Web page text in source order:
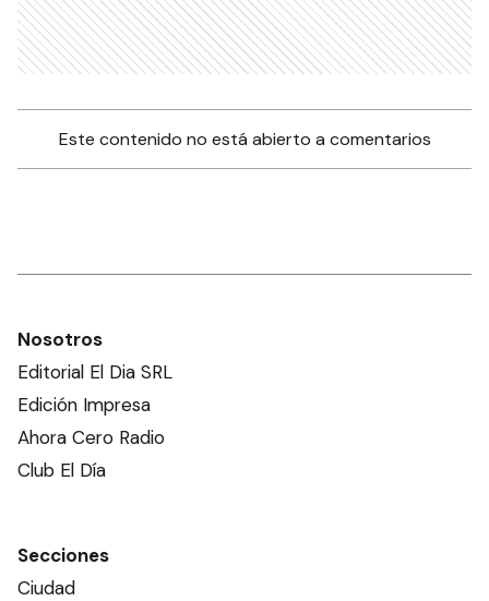
Este contenido no está abierto a comentarios
Nosotros
Editorial El Dia SRL
Edición Impresa
Ahora Cero Radio
Club El Día
Secciones
Ciudad